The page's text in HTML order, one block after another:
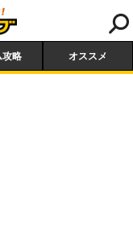
略 オススメ